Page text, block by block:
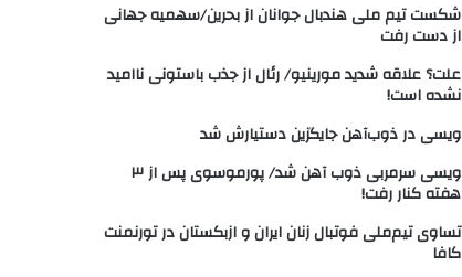
شکست تیم ملی هندبال جوانان از بحرین/سهمیه جهانی
از دست رفت
علت؟ علاقه شدید مورینیو/ رئال از جذب باستونی ناامید
نشده است!
ویسی در ذوب‌آهن جایگزین دستیارش شد
ویسی سرمربی ذوب آهن شد/ پورموسوی پس از ۳
هفته کنار رفت!
تساوی تیم‌ملی فوتبال زنان ایران و ازبکستان در تورنمنت
کافا